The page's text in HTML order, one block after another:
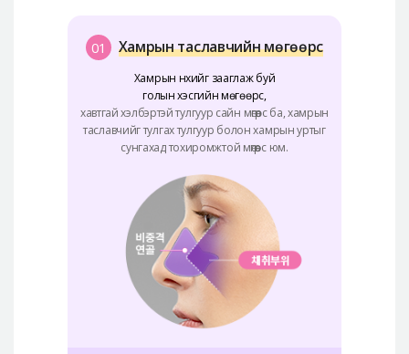
01 Хамрын таславчийн мөгөөрс
Хамрын нүхийг зааглаж буй
голын хэсгийн мөгөөрс,
хавтгай хэлбэртэй тулгуур сайн мөгөөрс ба, хамрын
таславчийг тулгах тулгуур болон хамрын уртыг
сунгахад тохиромжтой мөгөөрс юм.